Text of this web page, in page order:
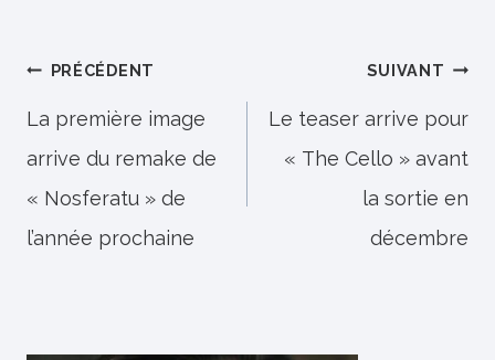
Navigation
de
l’article
PRÉCÉDENT
La première image
arrive du remake de
« Nosferatu » de
l’année prochaine
SUIVANT
Le teaser arrive pour
« The Cello » avant
la sortie en
décembre